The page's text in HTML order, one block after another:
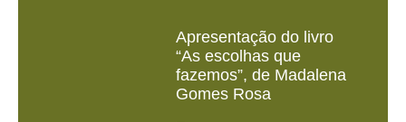
Apresentação do livro
“As escolhas que
fazemos”, de Madalena
Gomes Rosa